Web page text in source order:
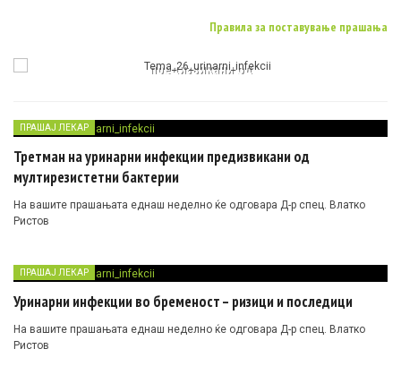
Правила за поставување прашања
06/2019 Д-р Влатко Ристов - 03/06/
ПРАШАЈ ЛЕКАР
Третман на уринарни инфекции предизвикани од
мултирезистетни бактерии
На вашите прашањата еднаш неделно ќе одговара Д-р спец. Влатко
Ристов
ПРАШАЈ ЛЕКАР
Уринарни инфекции во бременост – ризици и последици
На вашите прашањата еднаш неделно ќе одговара Д-р спец. Влатко
Ристов